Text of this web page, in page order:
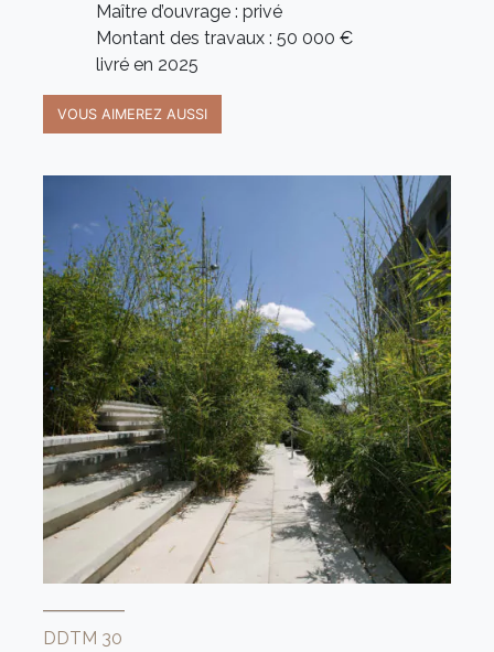
Maître d’ouvrage : privé
Montant des travaux : 50 000 €
livré en 2025
VOUS AIMEREZ AUSSI
DDTM 30